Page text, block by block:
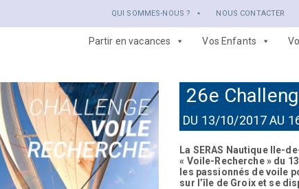
QUI SOMMES-NOUS ? NOUS CONTACTER
Partir en vacances Vos Enfants
26e
DU 13/10/2017 AU
La SERAS Nautique Ile-
« Voile-Recherche » du
les passionnés de voile
sur l’île de Groix et se